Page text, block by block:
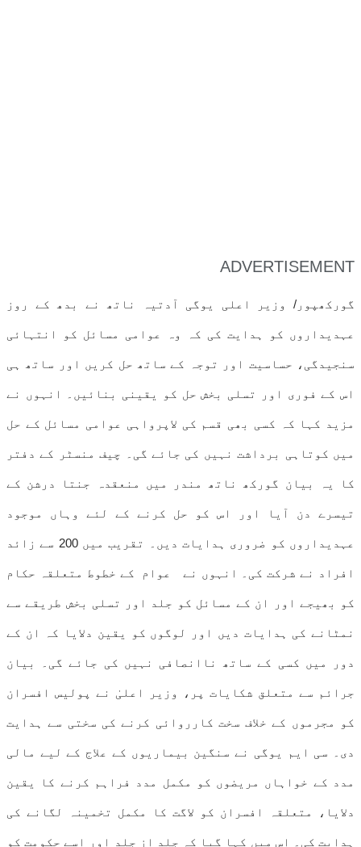
ADVERTISEMENT
گورکھپور/ وزیر اعلی یوگی آدتیہ ناتھ نے بدھ کے روز
عہدیداروں کو ہدایت کی کہ وہ عوامی مسائل کو انتہائی
سنجیدگی، حساسیت اور توجہ کے ساتھ حل کریں اور ساتھ ہی
اس کے فوری اور تسلی بخش حل کو یقینی بنائیں۔ انہوں نے
مزید کہا کہ کسی بھی قسم کی لاپرواہی عوامی مسائل کے حل
میں کوتاہی برداشت نہیں کی جائے گی۔ چیف منسٹر کے دفتر
کا یہ بیان گورکھ ناتھ مندر میں منعقدہ جنتا درشن کے
تیسرے دن آیا اور اس کو حل کرنے کے لئے وہاں موجود
عہدیداروں کو ضروری ہدایات دیں۔ تقریب میں 200 سے زائد
افراد نے شرکت کی۔ انہوں نے عوام کے خطوط متعلقہ حکام
کو بھیجے اور ان کے مسائل کو جلد اور تسلی بخش طریقے سے
نمٹانے کی ہدایات دیں اور لوگوں کو یقین دلایا کہ ان کے
دور میں کسی کے ساتھ ناانصافی نہیں کی جائے گی۔ بیان
جرائم سے متعلق شکایات پر، وزیر اعلیٰ نے پولیس افسران
کو مجرموں کے خلاف سخت کارروائی کرنے کی سختی سے ہدایت
دی۔ سی ایم یوگی نے سنگین بیماریوں کے علاج کے لیے مالی
مدد کے خواہاں مریضوں کو مکمل مدد فراہم کرنے کا یقین
دلایا، متعلقہ افسران کو لاگت کا مکمل تخمینہ لگانے کی
ہدایت کی۔ اس میں کہا گیا کہ جلد از جلد اور اسے حکومت کو